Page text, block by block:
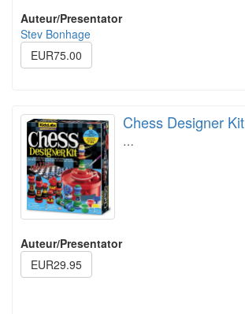
Auteur/Presentator
Stev Bonhage
EUR75.00
Chess Designer Kit
…
Auteur/Presentator
EUR29.95